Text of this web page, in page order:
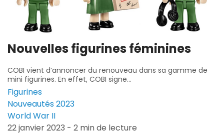
Nouvelles figurines féminines
COBI vient d’annoncer du renouveau dans sa gamme de
mini figurines. En effet, COBI signe...
Figurines
Nouveautés 2023
World War II
22 janvier 2023 - 2 min de lecture